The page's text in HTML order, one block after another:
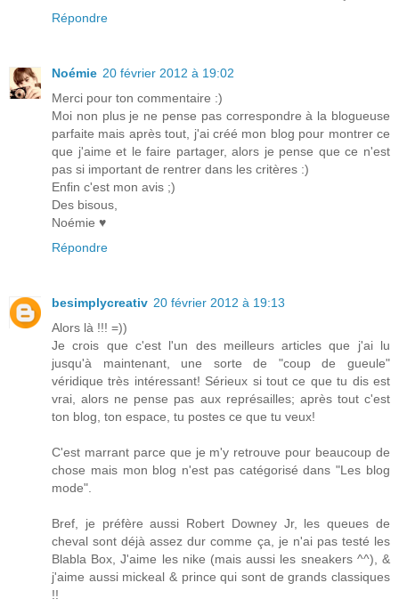
Répondre
Noémie 20 février 2012 à 19:02
Merci pour ton commentaire :)
Moi non plus je ne pense pas correspondre à la blogueuse
parfaite mais après tout, j'ai créé mon blog pour montrer ce
que j'aime et le faire partager, alors je pense que ce n'est
pas si important de rentrer dans les critères :)
Enfin c'est mon avis ;)
Des bisous,
Noémie ♥
Répondre
besimplycreativ 20 février 2012 à 19:13
Alors là !!! =))
Je crois que c'est l'un des meilleurs articles que j'ai lu
jusqu'à maintenant, une sorte de "coup de gueule"
véridique très intéressant! Sérieux si tout ce que tu dis est
vrai, alors ne pense pas aux représailles; après tout c'est
ton blog, ton espace, tu postes ce que tu veux!
C'est marrant parce que je m'y retrouve pour beaucoup de
chose mais mon blog n'est pas catégorisé dans "Les blog
mode".
Bref, je préfère aussi Robert Downey Jr, les queues de
cheval sont déjà assez dur comme ça, je n'ai pas testé les
Blabla Box, J'aime les nike (mais aussi les sneakers ^^), &
j'aime aussi mickeal & prince qui sont de grands classiques
!!